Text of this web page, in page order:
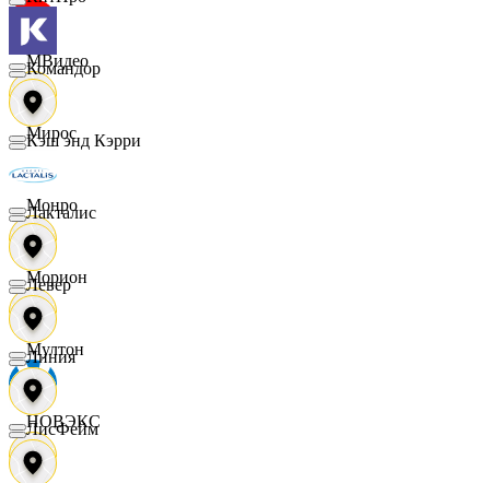
МВидео
Мирос
Монро
Морион
Мултон
НОВЭКС
Командор
Кэш энд Кэрри
Лакталис
Левер
Линия
ЛисФейм